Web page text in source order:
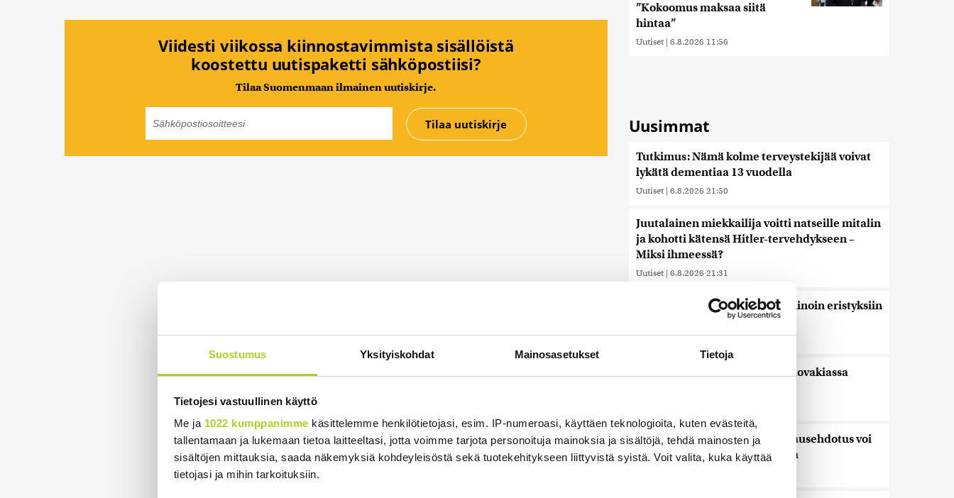
Suostumus Yksityiskohdat Mainosasetukset Tietoja
Tietojesi vastuullinen käyttö
Me ja 1022 kumppanimme käsittelemme henkilötietojasi, esim. IP-numeroasi, käyttäen teknologioita, kuten evästeitä,
tallentamaan ja lukemaan tietoa laitteeltasi, jotta voimme tarjota personoituja mainoksia ja sisältöjä, tehdä mainosten ja
sisältöjen mittauksia, saada näkemyksiä kohdeyleisöstä sekä tuotekehitykseen liittyvistä syistä. Voit valita, kuka käyttää
tietojasi ja mihin tarkoituksiin.
Viidesti viikossa kiinnostavimmista sisällöistä
koostettu uutispaketti sähköpostiisi?
Tilaa Suomenmaan ilmainen uutiskirje.
”Kokoomus maksaa siitä
hintaa”
Uutiset | 6.8.2026 11:56
Uusimmat
Tutkimus: Nämä kolme terveystekijää voivat
lykätä dementiaa 13 vuodella
Uutiset | 6.8.2026 21:50
Juutalainen miekkailija voitti natseille mitalin
ja kohotti kätensä Hitler-tervehdykseen –
Miksi ihmeessä?
Uutiset | 6.8.2026 21:31
Veriputouksesta löydettiin muinoin eristyksiin
Lämpöennätys meni uusiksi Slovakiassa
Valtiovarainministeriön leikkausehdotus voi
pidentää Kelan käsittelyaikoja